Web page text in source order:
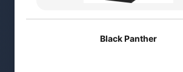
Black Panther